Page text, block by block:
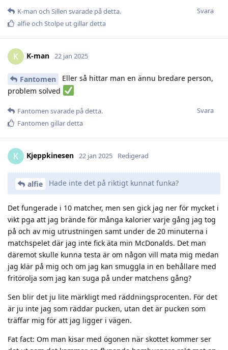
Svara
K-man och Sillen svarade på detta.
alfieoch Stolpe utgillar detta
K K-man 22 jan 2025
Fantomen
Eller så hittar man en ännu bredare person,
problem solved
Svara
Fantomen svarade på detta.
Fantomen gillar detta
K Kjeppkinesen 22 jan 2025 Redigerad
alfie Hade inte det på riktigt kunnat funka?
Det fungerade i 10 matcher, men sen gick jag ner för mycket i
vikt pga att jag brände för många kalorier varje gång jag tog
på och av mig utrustningen samt under de 20 minuterna i
matchspelet där jag inte fick äta min McDonalds. Det man
däremot skulle kunna testa är om någon vill mata mig medan
jag klär på mig och om jag kan smuggla in en behållare med
fritörolja som jag kan suga på under matchens gång?
Sen blir det ju lite märkligt med räddningsprocenten. För det
är ju inte jag som räddar pucken, utan det är pucken som
träffar mig för att jag ligger i vägen.
Fat fact: Om man kisar med ögonen när skottet kommer ser